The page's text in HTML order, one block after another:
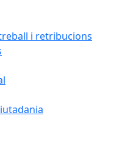
i retribucions